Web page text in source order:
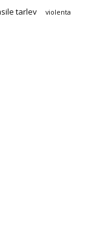
tarlev violenta